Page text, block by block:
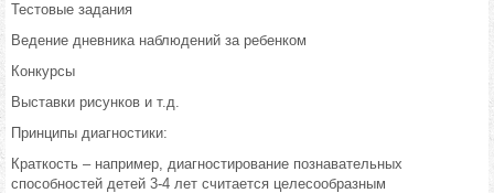
Тестовые задания
Ведение дневника наблюдений за ребенком
Конкурсы
Выставки рисунков и т.д.
Принципы диагностики:
Краткость – например, диагностирование познавательных
способностей детей 3-4 лет считается целесообразным